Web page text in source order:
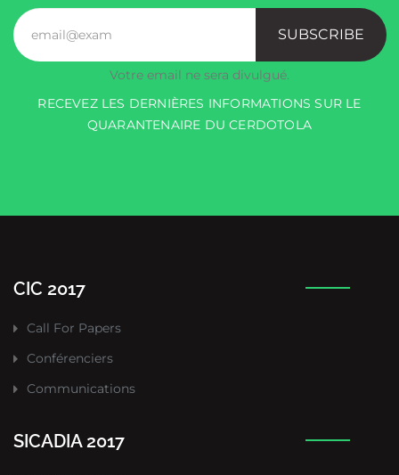
SUBSCRIBE
Votre email ne sera divulgué.
RECEVEZ LES DERNIÈRES INFORMATIONS SUR LE
QUARANTENAIRE DU CERDOTOLA
CIC 2017
Call For Papers
Conférenciers
Communications
SICADIA 2017